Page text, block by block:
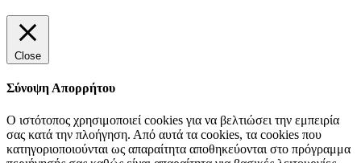
Close
Σύνοψη Απορρήτου
Ο ιστότοπος χρησιμοποιεί cookies για να βελτιώσει την εμπειρία
σας κατά την πλοήγηση. Από αυτά τα cookies, τα cookies που
κατηγοριοποιούνται ως απαραίτητα αποθηκεύονται στο πρόγραμμα